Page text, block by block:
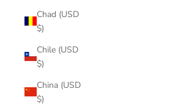
Chad (USD
$)
Chile (USD
$)
China (USD
$)